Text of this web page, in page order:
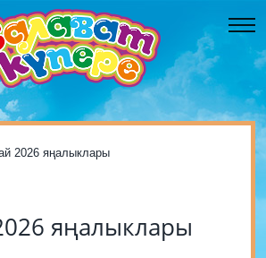
2026 яңалыклары
яңалыклары